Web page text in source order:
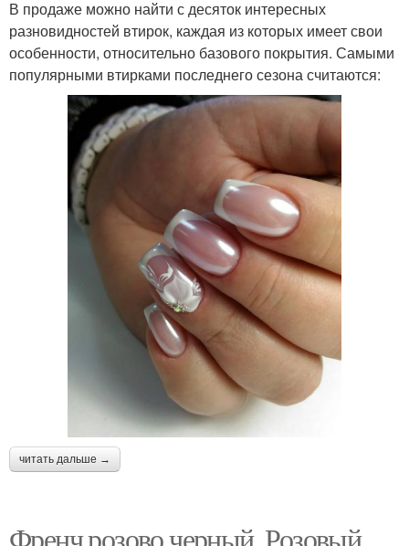
В продаже можно найти с десяток интересных
разновидностей втирок, каждая из которых имеет свои
особенности, относительно базового покрытия. Самыми
популярными втирками последнего сезона считаются:
читать дальше →